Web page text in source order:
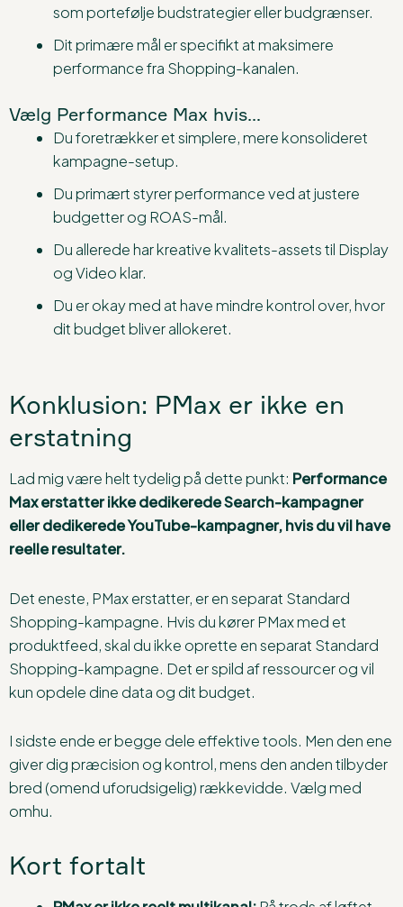
som portefølje budstrategier eller budgrænser.
Dit primære mål er specifikt at maksimere
performance fra Shopping-kanalen.
Vælg Performance Max hvis…
Du foretrækker et simplere, mere konsolideret
kampagne-setup.
Du primært styrer performance ved at justere
budgetter og ROAS-mål.
Du allerede har kreative kvalitets-assets til Display
og Video klar.
Du er okay med at have mindre kontrol over, hvor
dit budget bliver allokeret.
Konklusion: PMax er ikke en
erstatning
Lad mig være helt tydelig på dette punkt: Performance
Max erstatter ikke dedikerede Search-kampagner
eller dedikerede YouTube-kampagner, hvis du vil have
reelle resultater.
Det eneste, PMax erstatter, er en separat Standard
Shopping-kampagne. Hvis du kører PMax med et
produktfeed, skal du ikke oprette en separat Standard
Shopping-kampagne. Det er spild af ressourcer og vil
kun opdele dine data og dit budget.
I sidste ende er begge dele effektive tools. Men den ene
giver dig præcision og kontrol, mens den anden tilbyder
bred (omend uforudsigelig) rækkevidde. Vælg med
omhu.
Kort fortalt